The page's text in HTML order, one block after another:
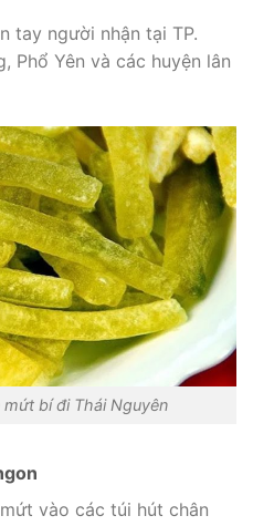
tay người nhận tại TP.
Phổ Yên và các huyện lân
bí đi Thái Nguyên
vào các túi hút chân